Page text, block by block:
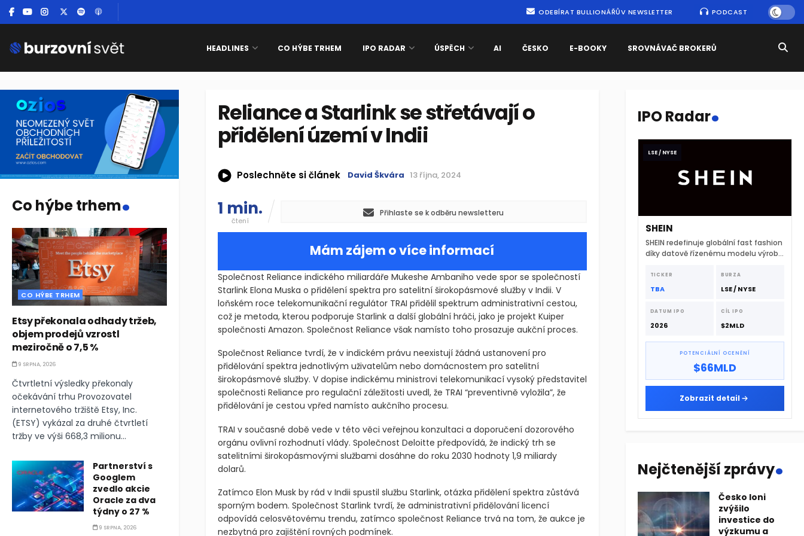
ODEBÍRAT BULLIONÁŘŮV NEWSLETTER PODCAST
HEADLINES CO HÝBE TRHEM IPO RADAR ÚSPĚCH AI ČESKO E-BOOKY SROVNÁVAČ BROKERŮ
Reliance a Starlink se střetávají o
přidělení území v Indii
Poslechněte si článek David Škvára 13 října, 2024
1 min.
čtení
Přihlaste se k odběru newsletteru
Mám zájem o více informací
Společnost Reliance indického miliardáře Mukeshe Ambaniho vede spor se společností
Starlink Elona Muska o přidělení spektra pro satelitní širokopásmové služby v Indii. V
loňském roce telekomunikační regulátor TRAI přidělil spektrum administrativní cestou,
což je metoda, kterou podporuje Starlink a další globální hráči, jako je projekt Kuiper
společnosti Amazon. Společnost Reliance však namísto toho prosazuje aukční proces.
Společnost Reliance tvrdí, že v indickém právu neexistují žádná ustanovení pro
přidělování spektra jednotlivým uživatelům nebo domácnostem pro satelitní
širokopásmové služby. V dopise indickému ministrovi telekomunikací vysoký představitel
společnosti Reliance pro regulační záležitosti uvedl, že TRAI “preventivně vyložila”, že
přidělování je cestou vpřed namísto aukčního procesu.
TRAI v současné době vede v této věci veřejnou konzultaci a doporučení dozorového
orgánu ovlivní rozhodnutí vlády. Společnost Deloitte předpovídá, že indický trh se
satelitními širokopásmovými službami dosáhne do roku 2030 hodnoty 1,9 miliardy
dolarů.
Zatímco Elon Musk by rád v Indii spustil službu Starlink, otázka přidělení spektra zůstává
sporným bodem. Společnost Starlink tvrdí, že administrativní přidělování licencí
odpovídá celosvětovému trendu, zatímco společnost Reliance trvá na tom, že aukce je
nezbytná pro zajištění rovných podmínek.
Co hýbe trhem.
CO HÝBE TRHEM
Etsy překonala odhady tržeb,
objem prodejů vzrostl
meziročně o 7,5 %
9 SRPNA, 2026
Čtvrtletní výsledky překonaly
očekávání trhu Provozovatel
internetového tržiště Etsy, Inc.
(ETSY) vykázal za druhé čtvrtletí
tržby ve výši 668,3 milionu...
Partnerství s
Googlem
zvedlo akcie
Oracle za dva
týdny o 27 %
9 SRPNA, 2026
IPO Radar.
LSE / NYSE
SHEIN
SHEIN redefinuje globální fast fashion
díky datově řízenému modelu výroby
dodavatelskému řetězci.
TICKER
TBA
BURZA
LSE / NYSE
DATUM IPO
2026
CÍL IPO
$2MLD
POTENCIÁLNÍ OCENĚNÍ
$66MLD
Zobrazit detail
Nejčtenější zprávy.
Česko loni
zvýšilo
investice do
výzkumu a